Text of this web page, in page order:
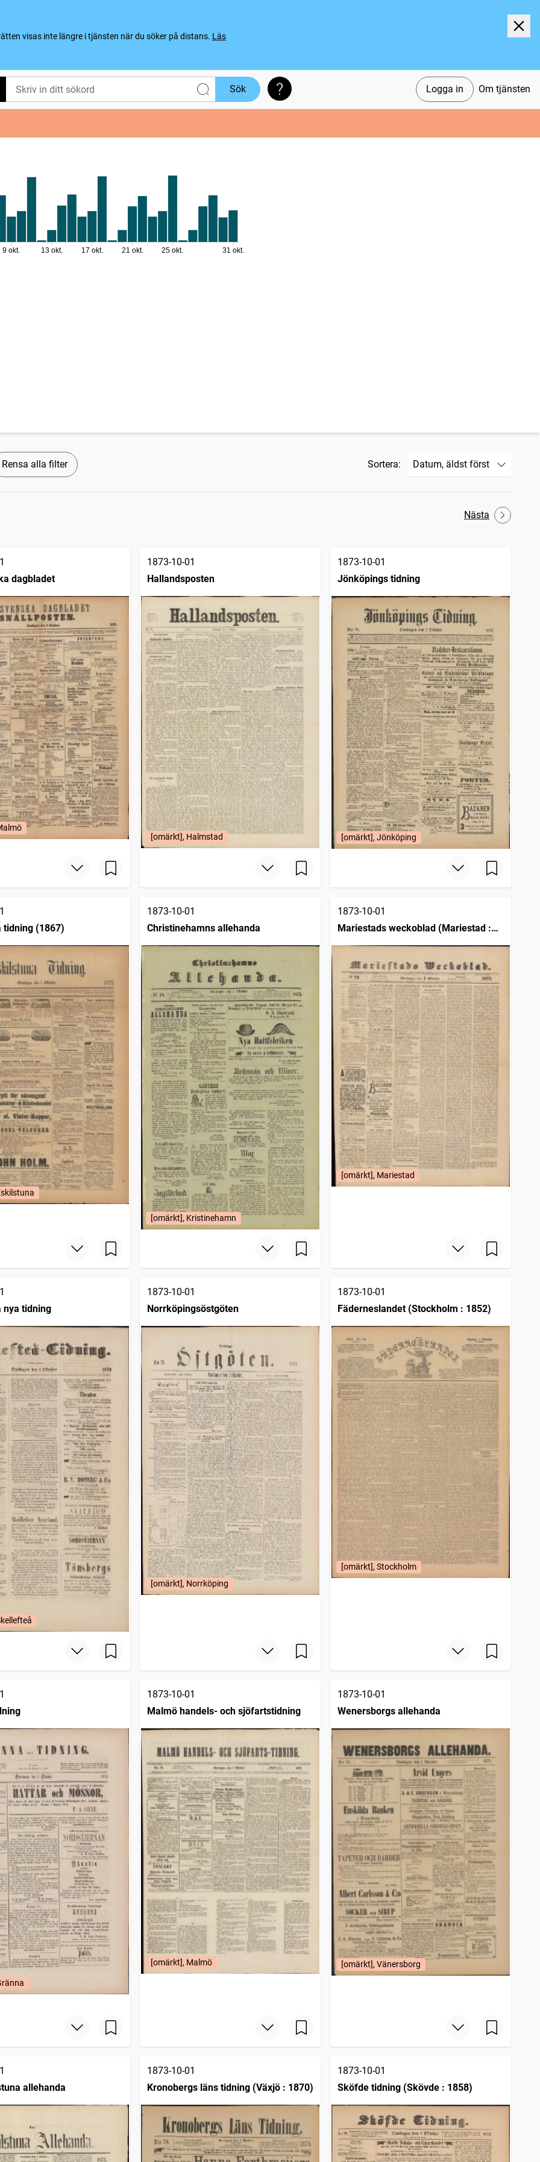
visas inte längre i tjänsten när du söker på distans. Läs
Logga in Om tjänsten
Sök Söktips
9 okt. 13 okt. 17 okt. 21 okt. 25 okt. 31 okt.
Rensa alla filter Sortera:
Nästa
dagbladet
1873-10-01
Hallandsposten
[omärkt], Halmstad
1873-10-01
Jönköpings tidning
[omärkt], Jönköping
tidning (1867)
1873-10-01
Christinehamns allehanda
[omärkt], Kristinehamn
1873-10-01
Mariestads weckoblad (Mariestad :
1834)
[omärkt], Mariestad
nya tidning
1873-10-01
Norrköpingsöstgöten
[omärkt], Norrköping
1873-10-01
Fäderneslandet (Stockholm : 1852)
[omärkt], Stockholm
1873-10-01
Malmö handels- och sjöfartstidning
[omärkt], Malmö
1873-10-01
Wenersborgs allehanda
[omärkt], Vänersborg
allehanda
1873-10-01
Kronobergs läns tidning (Växjö : 1870)
1873-10-01
Sköfde tidning (Skövde : 1858)